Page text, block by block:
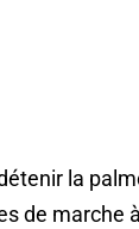
la
de marche